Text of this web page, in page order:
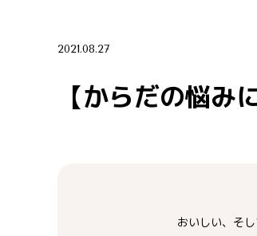
2021.08.27
【からだの悩
おいしい、そ